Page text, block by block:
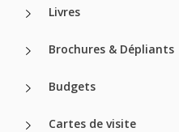
Livres
Brochures & Dépliants
Budgets
Cartes de visite